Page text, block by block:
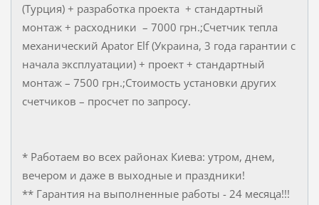
(Турция) + разработка проекта + стандартный
монтаж + расходники – 7000 грн.;Счетчик тепла
механический Apator Elf (Украина, 3 года гарантии с
начала эксплуатации) + проект + стандартный
монтаж – 7500 грн.;Стоимость установки других
счетчиков – просчет по запросу.
* Работаем во всех районах Киева: утром, днем,
вечером и даже в выходные и праздники!
** Гарантия на выполненные работы - 24 месяца!!!